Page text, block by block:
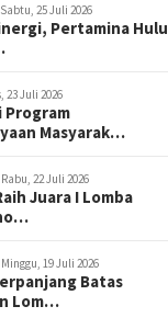
Sabtu, 25 Juli 2026
Pertamina Hulu
23 Juli 2026
Program
Masyarak…
Rabu, 22 Juli 2026
Juara I Lomba
Minggu, 19 Juli 2026
Batas
Lom…